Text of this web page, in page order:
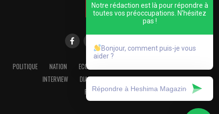
POLITIQUE NATION ECONOMIE
INTERVIEW
DIASPORA INTERNATIONAL
CULTURE
FAITES-NOUS CONFIANCE
Notre rédaction est là pour répondre à
toutes vos préoccupations. N'hésitez
pas !
Bonjour, comment puis-je vous
aider ?